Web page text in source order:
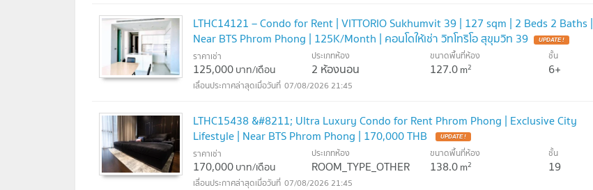
LTHC14121 – Condo for Rent | VITTORIO Sukhumvit 39 | 127 sqm | 2 Beds 2 Baths |
Near BTS Phrom Phong | 125K/Month | คอนโดให้เช่า วิทโทริโอ สุขุมวิท 39
UPDATE !
ราคาเช่า
125,000บาท/เดือน
ประเภทห้อง
2 ห้องนอน
ขนาดพื้นที่ห้อง
127.0m2
ชั้น
6+
07/08/2026 21:45
LTHC15438 &#8211; Ultra Luxury Condo for Rent Phrom Phong | Exclusive City
Lifestyle | Near BTS Phrom Phong | 170,000 THB
UPDATE !
ราคาเช่า
170,000บาท/เดือน
ประเภทห้อง
ROOM_TYPE_OTHER
ขนาดพื้นที่ห้อง
138.0m2
ชั้น
19
07/08/2026 21:45